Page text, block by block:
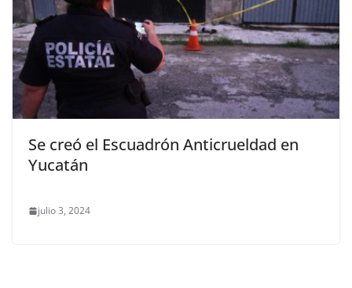
Se creó el Escuadrón Anticrueldad en
Yucatán
julio 3, 2024